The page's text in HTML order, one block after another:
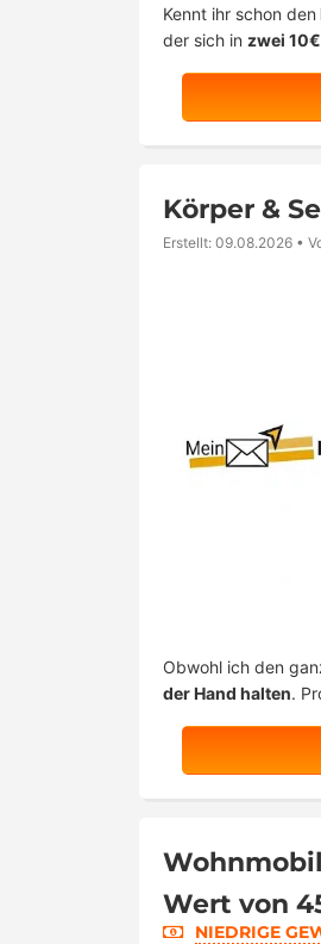
Kennt ihr schon den
der sich in zwei
Körper &
Erstellt: 09.08.2026 •
Obwohl ich den
der Hand halten.
Wert von
NIEDRIGE